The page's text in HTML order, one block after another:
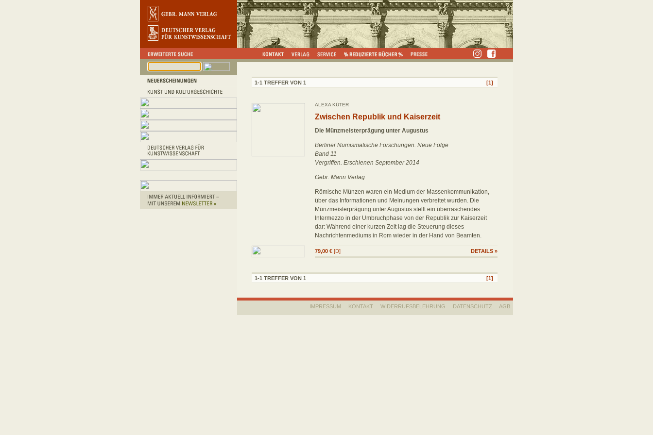
1-1 TREFFER VON 1 [1]
ALEXA KÜTER
Zwischen Republik und Kaiserzeit
Die Münzmeisterprägung unter Augustus
Berliner Numismatische Forschungen. Neue Folge
Band 11
Vergriffen. Erschienen September 2014
Gebr. Mann Verlag
Römische Münzen waren ein Medium der Massenkommunikation,
über das Informationen und Meinungen verbreitet wurden. Die
Münzmeisterprägung unter Augustus stellt ein überraschendes
Intermezzo in der Umbruchphase von der Republik zur Kaiserzeit
dar: Während einer kurzen Zeit lag die Steuerung dieses
Nachrichtenmediums in Rom wieder in der Hand von Beamten.
79,00 € [D] DETAILS »
1-1 TREFFER VON 1 [1]
IMPRESSUM KONTAKT WIDERRUFSBELEHRUNG DATENSCHUTZ AGB